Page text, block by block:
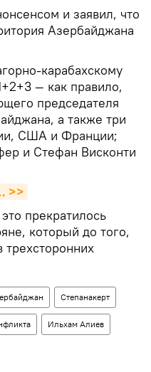
и заявил, что
Азербайджана
карабахскому
— как правило,
председателя
а также три
США и Франции;
и Стефан Висконти
>>
прекратилось
который до того,
трехсторонних
Степанакерт
Ильхам Алиев